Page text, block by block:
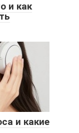
и как
и какие